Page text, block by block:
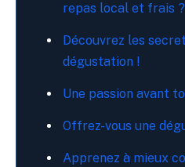
repas local et frais ?
Découvrez les
dégustation !
Une passion avant
Offrez-vous une
Apprenez à mieux